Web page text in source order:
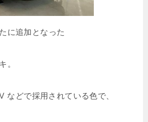
に追加となった
。
などで採用されている色で、